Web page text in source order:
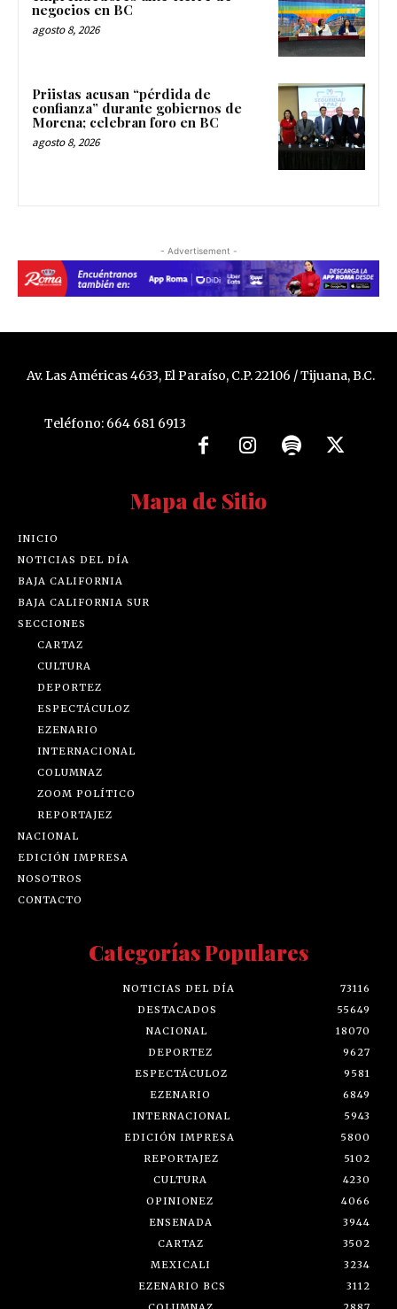
negocios en BC
agosto 8, 2026
Priistas acusan “pérdida de
confianza” durante gobiernos de
Morena; celebran foro en BC
agosto 8, 2026
- Advertisement -
Av. Las Américas 4633, El Paraíso, C.P. 22106 / Tijuana, B.C.
Teléfono: 664 681 6913
Mapa de Sitio
INICIO
NOTICIAS DEL DÍA
BAJA CALIFORNIA
BAJA CALIFORNIA SUR
SECCIONES
CARTAZ
CULTURA
DEPORTEZ
ESPECTÁCULOZ
EZENARIO
INTERNACIONAL
COLUMNAZ
ZOOM POLÍTICO
REPORTAJEZ
NACIONAL
EDICIÓN IMPRESA
NOSOTROS
CONTACTO
Categorías Populares
NOTICIAS DEL DÍA
73116
DESTACADOS
55649
NACIONAL
18070
DEPORTEZ
9627
ESPECTÁCULOZ
9581
EZENARIO
6849
INTERNACIONAL
5943
EDICIÓN IMPRESA
5800
REPORTAJEZ
5102
CULTURA
4230
OPINIONEZ
4066
ENSENADA
3944
CARTAZ
3502
MEXICALI
3234
EZENARIO BCS
3112